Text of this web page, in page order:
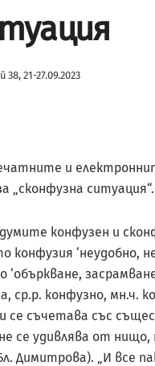
38, 21-27.09.2023
и
„сконфузна
конфузен и
‘неудобно,
ср.р. конфузно, мн.ч.
се съчетава със
се удивлява от нищо,
Димитрова). „И все